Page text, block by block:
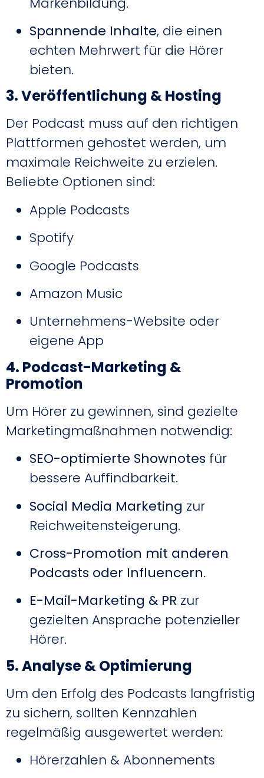
Spannende Inhalte, die einen
echten Mehrwert für die Hörer
bieten.
3. Veröffentlichung & Hosting
Der Podcast muss auf den richtigen
Plattformen gehostet werden, um
maximale Reichweite zu erzielen.
Beliebte Optionen sind:
Apple Podcasts
Spotify
Google Podcasts
Amazon Music
Unternehmens-Website oder
eigene App
4. Podcast-Marketing &
Promotion
Um Hörer zu gewinnen, sind gezielte
Marketingmaßnahmen notwendig:
SEO-optimierte Shownotes für
bessere Auffindbarkeit.
Social Media Marketing zur
Reichweitensteigerung.
Cross-Promotion mit anderen
Podcasts oder Influencern.
E-Mail-Marketing & PR zur
gezielten Ansprache potenzieller
Hörer.
5. Analyse & Optimierung
Um den Erfolg des Podcasts langfristig
zu sichern, sollten Kennzahlen
regelmäßig ausgewertet werden:
Hörerzahlen & Abonnements